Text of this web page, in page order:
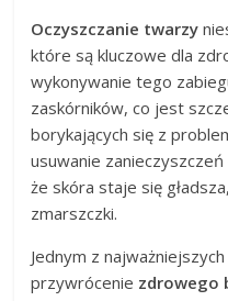
Oczyszczanie twarzy
które są kluczowe dla
wykonywanie tego
zaskórników, co jest
borykających się z
usuwanie
że skóra staje się
zmarszczki.
Jednym z
przywrócenie zdrowego